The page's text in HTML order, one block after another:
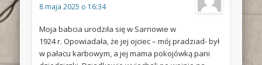
8 maja 2025 o 16:34
Moja babcia urodziła się w Sarnowie w
1924 r. Opowiadała, że jej ojciec – mój pradziad- był
w pałacu karbowym, a jej mama pokojówką pani